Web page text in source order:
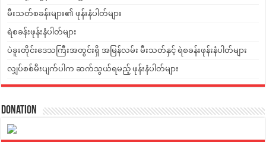
မီးသတ်စခန်းများ၏ ဖုန်းနံပါတ်များ
ရဲစခန်းဖုန်းနံပါတ်များ
ပဲခူးတိုင်းဒေသကြီးအတွင်းရှိ အမြန်လမ်း မီးသတ်နှင့် ရဲစခန်းဖုန်းနံပါတ်များ
လျှပ်စစ်မီးပျက်ပါက ဆက်သွယ်ရမည့် ဖုန်းနံပါတ်များ
Donation